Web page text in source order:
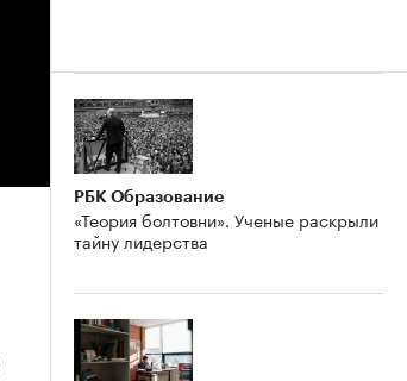
РБК Образование
«Теория болтовни». Ученые раскрыли
тайну лидерства